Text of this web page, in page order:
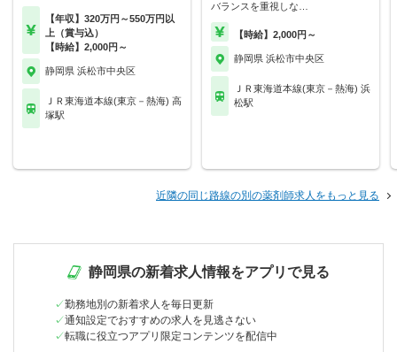
【年収】320万円～550万円以
上（賞与込）
【時給】2,000円～
静岡県 浜松市中央区
ＪＲ東海道本線(東京－熱海) 高
塚駅
バランスを重視しな…
【時給】2,000円～
静岡県 浜松市中央区
ＪＲ東海道本線(東京－熱海) 浜
松駅
近隣の同じ路線の別の薬剤師求人をもっと見る
静岡県の新着求人情報をアプリで見る
勤務地別の新着求人を毎日更新
通知設定でおすすめの求人を見逃さない
転職に役立つアプリ限定コンテンツを配信中